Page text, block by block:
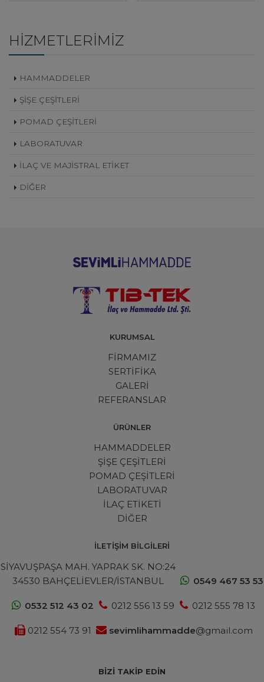
HIZMETLERIMIZ
HAMMADDELER
ŞİŞE ÇEŞİTLERİ
POMAD ÇEŞİTLERİ
LABORATUVAR
İLAÇ VE MAJİSTRAL ETİKET
DİĞER
KURUMSAL
FİRMAMIZ
SERTİFİKA
GALERİ
REFERANSLAR
ÜRÜNLER
HAMMADDELER
ŞİŞE ÇEŞİTLERİ
POMAD ÇEŞİTLERİ
LABORATUVAR
İLAÇ ETİKETİ
DİĞER
İLETİŞİM BİLGİLERİ
SİYAVUŞPAŞA MAH. YAPRAK SK. NO:24
34530 BAHÇELİEVLER/İSTANBUL
0549 467 53 53
0532 512 43 02 0212 556 13 59 0212 555 78 13
0212 554 73 91 sevimlihammadde@gmail.com
BIZI TAKIP EDIN